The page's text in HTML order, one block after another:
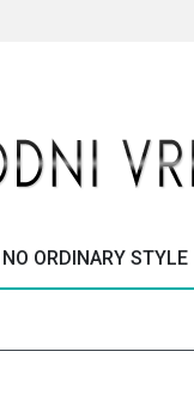
NO ORDINARY STYLE